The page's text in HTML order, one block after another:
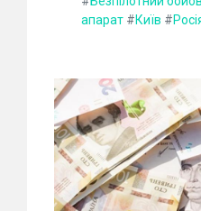
апарат #Київ #